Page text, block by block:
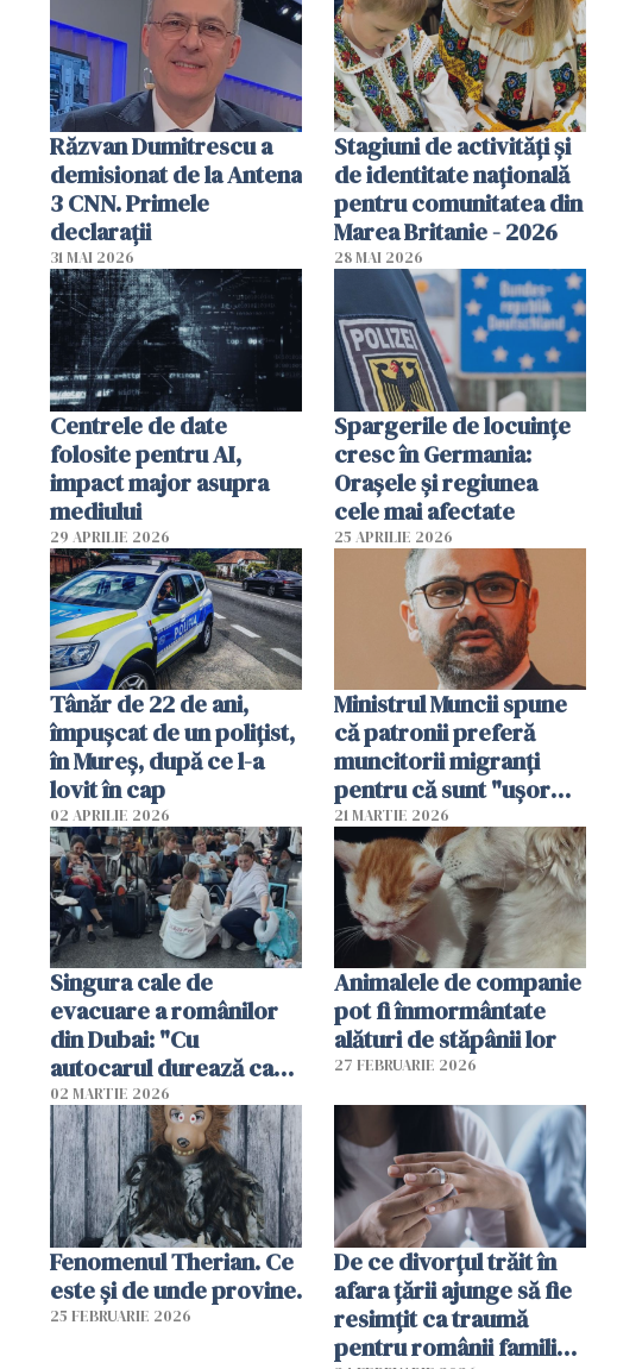
Răzvan Dumitrescu a
demisionat de la Antena
3 CNN. Primele
declarații
31 MAI 2026
Stagiuni de activități și
de identitate națională
pentru comunitatea din
Marea Britanie - 2026
28 MAI 2026
Centrele de date
folosite pentru AI,
impact major asupra
mediului
29 APRILIE 2026
Spargerile de locuințe
cresc în Germania:
Orașele și regiunea
cele mai afectate
25 APRILIE 2026
Tânăr de 22 de ani,
împușcat de un polițist,
în Mureș, după ce l-a
lovit în cap
02 APRILIE 2026
Ministrul Muncii spune
că patronii preferă
muncitorii migranți
pentru că sunt "uşor
dispensabili"
21 MARTIE 2026
Singura cale de
evacuare a românilor
din Dubai: "Cu
autocarul durează cam
două zile"
02 MARTIE 2026
Animalele de companie
pot fi înmormântate
alături de stăpânii lor
27 FEBRUARIE 2026
Fenomenul Therian. Ce
este și de unde provine.
25 FEBRUARIE 2026
De ce divorțul trăit în
afara țării ajunge să fie
resimțit ca traumă
pentru românii familiști